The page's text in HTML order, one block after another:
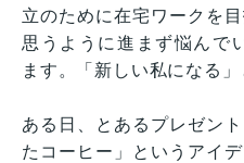
立のために在宅ワークを
思うように進まず悩んで
ます。「新しい私になる
ある日、とあるプレゼン
たコーヒー」というアイ